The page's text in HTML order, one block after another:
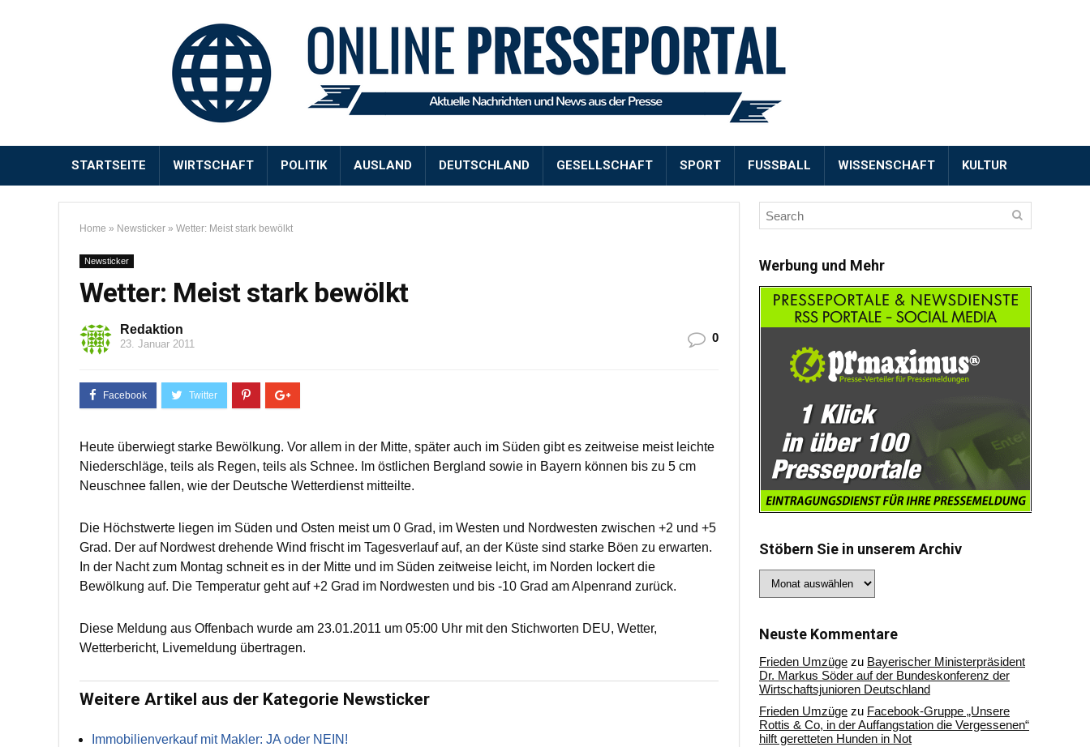
STARTSEITE WIRTSCHAFT POLITIK AUSLAND DEUTSCHLAND GESELLSCHAFT SPORT FUSSBALL WISSENSCHAFT KULTUR
Home » Newsticker » Wetter: Meist stark bewölkt
Newsticker
Wetter: Meist stark bewölkt
Redaktion
23. Januar 2011 0
Heute überwiegt starke Bewölkung. Vor allem in der Mitte, später auch im Süden gibt es zeitweise meist leichte
Niederschläge, teils als Regen, teils als Schnee. Im östlichen Bergland sowie in Bayern können bis zu 5 cm
Neuschnee fallen, wie der Deutsche Wetterdienst mitteilte.
Die Höchstwerte liegen im Süden und Osten meist um 0 Grad, im Westen und Nordwesten zwischen +2 und +5
Grad. Der auf Nordwest drehende Wind frischt im Tagesverlauf auf, an der Küste sind starke Böen zu erwarten.
In der Nacht zum Montag schneit es in der Mitte und im Süden zeitweise leicht, im Norden lockert die
Bewölkung auf. Die Temperatur geht auf +2 Grad im Nordwesten und bis -10 Grad am Alpenrand zurück.
Diese Meldung aus Offenbach wurde am 23.01.2011 um 05:00 Uhr mit den Stichworten DEU, Wetter,
Wetterbericht, Livemeldung übertragen.
Weitere Artikel aus der Kategorie Newsticker
Immobilienverkauf mit Makler: JA oder NEIN!
Werbung und Mehr
Stöbern Sie in unserem Archiv
Sie
Archiv
Neuste Kommentare
Frieden Umzüge zu Bayerischer Ministerpräsident
Dr. Markus Söder auf der Bundeskonferenz der
Wirtschaftsjunioren Deutschland
Frieden Umzüge zu Facebook-Gruppe „Unsere
Rottis & Co, in der Auffangstation die Vergessenen“
hilft geretteten Hunden in Not